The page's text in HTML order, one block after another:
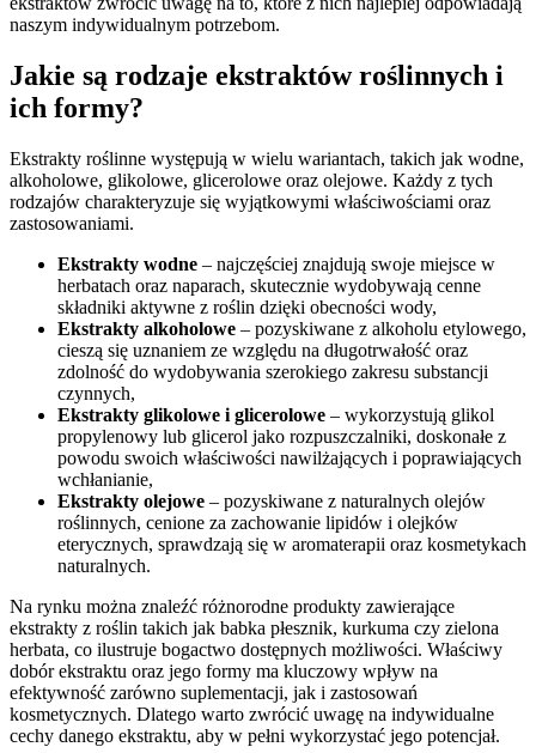
naszym indywidualnym potrzebom.
Jakie są rodzaje ekstraktów roślinnych i
ich formy?
Ekstrakty roślinne występują w wielu wariantach, takich jak wodne,
alkoholowe, glikolowe, glicerolowe oraz olejowe. Każdy z tych
rodzajów charakteryzuje się wyjątkowymi właściwościami oraz
zastosowaniami.
Ekstrakty wodne – najczęściej znajdują swoje miejsce w
herbatach oraz naparach, skutecznie wydobywają cenne
składniki aktywne z roślin dzięki obecności wody,
Ekstrakty alkoholowe – pozyskiwane z alkoholu etylowego,
cieszą się uznaniem ze względu na długotrwałość oraz
zdolność do wydobywania szerokiego zakresu substancji
czynnych,
Ekstrakty glikolowe i glicerolowe – wykorzystują glikol
propylenowy lub glicerol jako rozpuszczalniki, doskonałe z
powodu swoich właściwości nawilżających i poprawiających
wchłanianie,
Ekstrakty olejowe – pozyskiwane z naturalnych olejów
roślinnych, cenione za zachowanie lipidów i olejków
eterycznych, sprawdzają się w aromaterapii oraz kosmetykach
naturalnych.
Na rynku można znaleźć różnorodne produkty zawierające
ekstrakty z roślin takich jak babka płesznik, kurkuma czy zielona
herbata, co ilustruje bogactwo dostępnych możliwości. Właściwy
dobór ekstraktu oraz jego formy ma kluczowy wpływ na
efektywność zarówno suplementacji, jak i zastosowań
kosmetycznych. Dlatego warto zwrócić uwagę na indywidualne
cechy danego ekstraktu, aby w pełni wykorzystać jego potencjał.